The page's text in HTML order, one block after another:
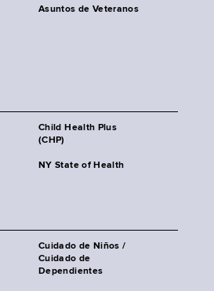
Asuntos de Veteranos
Child Health Plus
(CHP)
NY State of Health
Cuidado de Niños /
Cuidado de
Dependientes